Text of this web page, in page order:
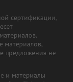
сертификации,
материалов,
предложения не
и материалы